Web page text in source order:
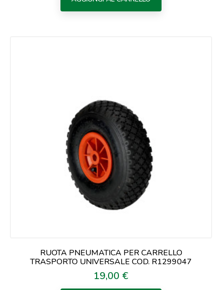
RUOTA PNEUMATICA PER CARRELLO
TRASPORTO UNIVERSALE COD. R1299047
Prezzo
19,00 €